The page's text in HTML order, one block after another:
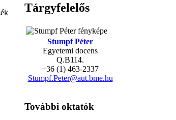
Tárgyfelelős
Stumpf Péter
Egyetemi docens
Q.B114.
+36 (1) 463-2337
Stumpf.Peter@aut.bme.hu
További oktatók